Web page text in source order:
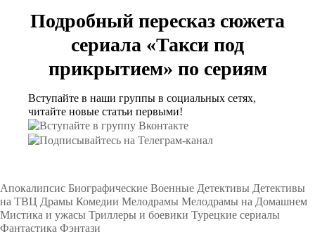
Подробный пересказ сюжета
сериала «Такси под
прикрытием» по сериям
Вступайте в наши группы в социальных сетях,
читайте новые статьи первыми!
Апокалипсис Биографические Военные Детективы Детективы
на ТВЦ Драмы Комедии Мелодрамы Мелодрамы на Домашнем
Мистика и ужасы Триллеры и боевики Турецкие сериалы
Фантастика Фэнтази